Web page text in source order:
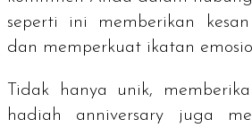
seperti ini memberikan
dan memperkuat ikatan
Tidak hanya unik,
hadiah anniversary juga